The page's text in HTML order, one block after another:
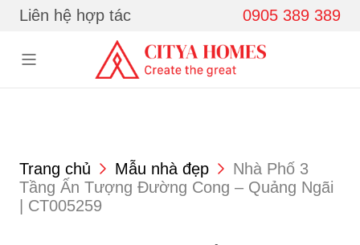
Skip to content
Liên hệ hợp tác 0905 389 389
Trang chủ Mẫu nhà đẹp
Nhà Phố 3
Tầng Ấn Tượng Đường Cong – Quảng Ngãi
| CT005259